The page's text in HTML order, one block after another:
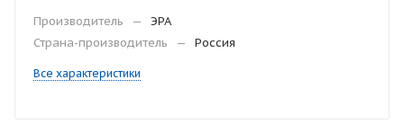
Производитель —
ЭРА
Страна-производитель
— Россия
Все характеристики